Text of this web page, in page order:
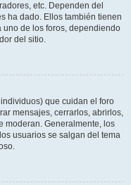
etc. Dependen del
ha dado. Ellos también tienen
de los foros, dependiendo
del sitio.
que cuidan el foro
mensajes, cerrarlos, abrirlos,
moderan. Generalmente, los
usuarios se salgan del tema